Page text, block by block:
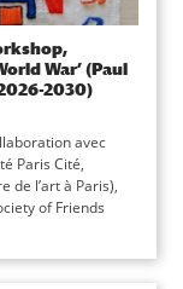
War’ (Paul
2030)
avec
Paris Cité,
de l’art à Paris),
of Friends